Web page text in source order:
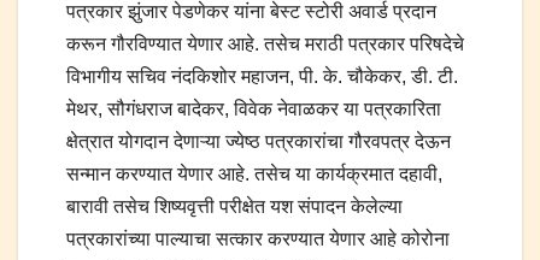
पत्रकार झुंजार पेडणेकर यांना बेस्ट स्टोरी अवार्ड प्रदान
करून गौरविण्यात येणार आहे. तसेच मराठी पत्रकार परिषदेचे
विभागीय सचिव नंदकिशोर महाजन, पी. के. चौकेकर, डी. टी.
मेथर, सौगंधराज बादेकर, विवेक नेवाळकर या पत्रकारिता
क्षेत्रात योगदान देणाऱ्या ज्येष्ठ पत्रकारांचा गौरवपत्र देऊन
सन्मान करण्यात येणार आहे. तसेच या कार्यक्रमात दहावी,
बारावी तसेच शिष्यवृत्ती परीक्षेत यश संपादन केलेल्या
पत्रकारांच्या पाल्याचा सत्कार करण्यात येणार आहे कोरोना